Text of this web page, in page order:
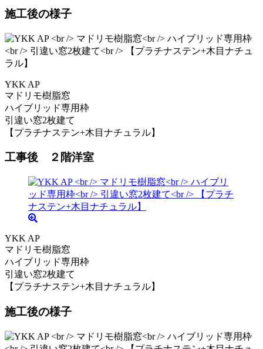
施工後の様子
YKK AP
マドリモ樹脂窓
ハイブリッド専用枠
引違い窓2枚建て
【プラチナステン+木目ナチュラル】
工事後 ２階洋室
YKK AP
マドリモ樹脂窓
ハイブリッド専用枠
引違い窓2枚建て
【プラチナステン+木目ナチュラル】
施工後の様子